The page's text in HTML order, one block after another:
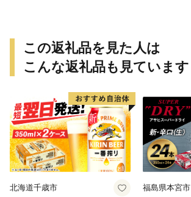
この返礼品を見た人は
こんな返礼品も見ています
北海道千歳市 福島県本宮市